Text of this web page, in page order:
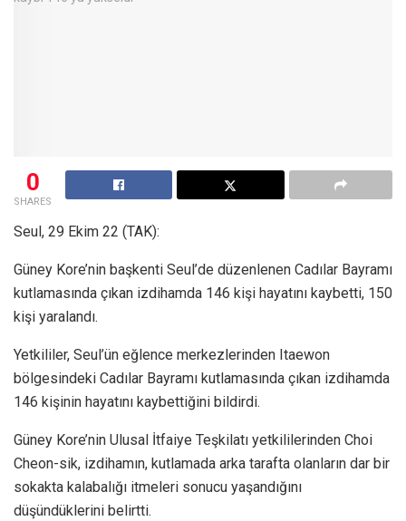
0
SHARES
Seul, 29 Ekim 22 (TAK):
Güney Kore’nin başkenti Seul’de düzenlenen Cadılar Bayramı
kutlamasında çıkan izdihamda 146 kişi hayatını kaybetti, 150
kişi yaralandı.
Yetkililer, Seul’ün eğlence merkezlerinden Itaewon
bölgesindeki Cadılar Bayramı kutlamasında çıkan izdihamda
146 kişinin hayatını kaybettiğini bildirdi.
Güney Kore’nin Ulusal İtfaiye Teşkilatı yetkililerinden Choi
Cheon-sik, izdihamın, kutlamada arka tarafta olanların dar bir
sokakta kalabalığı itmeleri sonucu yaşandığını
düşündüklerini belirtti.